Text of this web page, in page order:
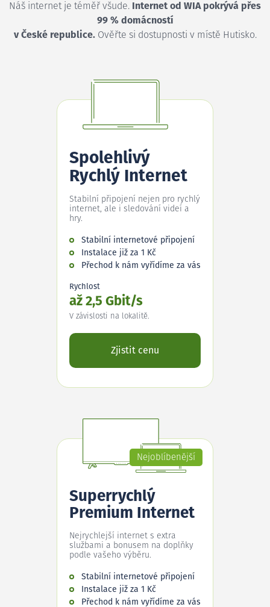
Náš internet je téměř všude. Internet od WIA pokrývá přes
99 % domácností
v České republice.Ověřte si dostupnosti v místě Hutisko.
Spolehlivý
Rychlý Internet
Stabilní připojení nejen pro rychlý
internet, ale i sledování videí a
hry.
Stabilní internetové připojení
Instalace již za 1 Kč
Přechod k nám vyřídíme za vás
Rychlost
až 2,5 Gbit/s
V závislosti na lokalitě.
Zjistit cenu
Nejoblíbenější
Superrychlý
Premium Internet
Nejrychlejší internet s extra
službami a bonusem na doplňky
podle vašeho výběru.
Stabilní internetové připojení
Instalace již za 1 Kč
Přechod k nám vyřídíme za vás